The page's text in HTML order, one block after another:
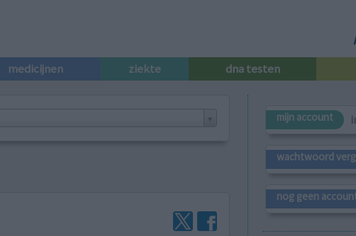
medicijnen ziekte dna testen
mijn account
wachtwoord
nog geen